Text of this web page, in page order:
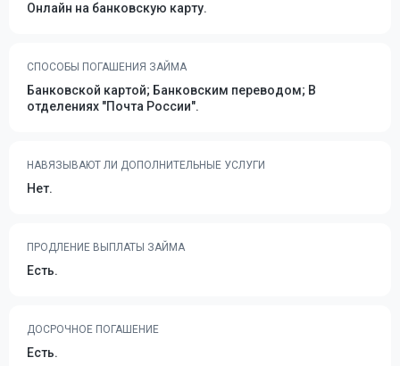
Онлайн на банковскую карту.
СПОСОБЫ ПОГАШЕНИЯ ЗАЙМА
Банковской картой; Банковским переводом; В
отделениях "Почта России".
НАВЯЗЫВАЮТ ЛИ ДОПОЛНИТЕЛЬНЫЕ УСЛУГИ
Нет.
ПРОДЛЕНИЕ ВЫПЛАТЫ ЗАЙМА
Есть.
ДОСРОЧНОЕ ПОГАШЕНИЕ
Есть.